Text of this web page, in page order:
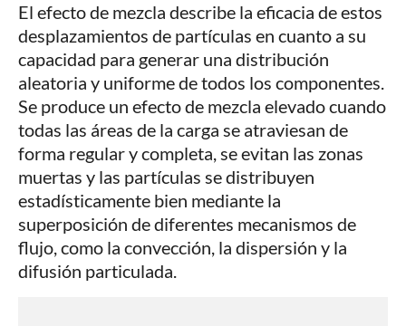
El efecto de mezcla describe la eficacia de estos
desplazamientos de partículas en cuanto a su
capacidad para generar una distribución
aleatoria y uniforme de todos los componentes.
Se produce un efecto de mezcla elevado cuando
todas las áreas de la carga se atraviesan de
forma regular y completa, se evitan las zonas
muertas y las partículas se distribuyen
estadísticamente bien mediante la
superposición de diferentes mecanismos de
flujo, como la convección, la dispersión y la
difusión particulada.